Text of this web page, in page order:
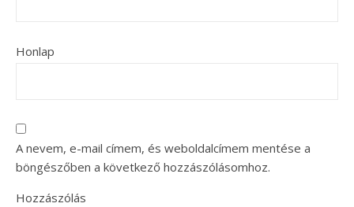
Honlap
A nevem, e-mail címem, és weboldalcímem mentése a
böngészőben a következő hozzászólásomhoz.
Hozzászólás